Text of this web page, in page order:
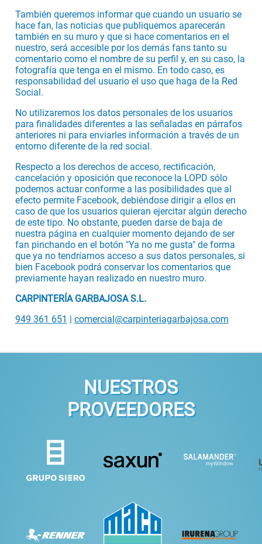
También queremos informar que cuando un usuario se
hace fan, las noticias que publiquemos aparecerán
también en su muro y que si hace comentarios en el
nuestro, será accesible por los demás fans tanto su
comentario como el nombre de su perfil y, en su caso, la
fotografía que tenga en el mismo. En todo caso, es
responsabilidad del usuario el uso que haga de la Red
Social.
No utilizaremos los datos personales de los usuarios
para finalidades diferentes a las señaladas en párrafos
anteriores ni para enviarles información a través de un
entorno diferente de la red social.
Respecto a los derechos de acceso, rectificación,
cancelación y oposición que reconoce la LOPD sólo
podemos actuar conforme a las posibilidades que al
efecto permite Facebook, debiéndose dirigir a ellos en
caso de que los usuarios quieran ejercitar algún derecho
de este tipo. No obstante, pueden darse de baja de
nuestra página en cualquier momento dejando de ser
fan pinchando en el botón "Ya no me gusta" de forma
que ya no tendríamos acceso a sus datos personales, si
bien Facebook podrá conservar los comentarios que
previamente hayan realizado en nuestro muro.
CARPINTERÍA GARBAJOSA S.L.
949 361 651 | comercial@carpinteriagarbajosa.com
NUESTROS
PROVEEDORES